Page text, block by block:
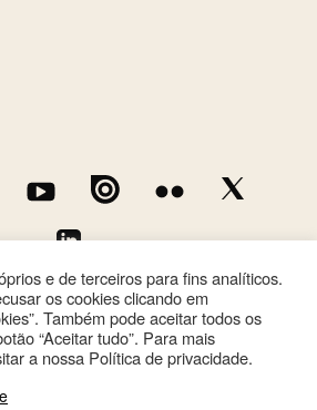
e de terceiros para fins analíticos.
os cookies clicando em
Também pode aceitar todos os
“Aceitar tudo”. Para mais
a nossa Política de privacidade.